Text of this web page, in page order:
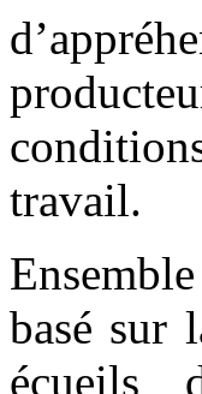
travail.
basé sur
écueils